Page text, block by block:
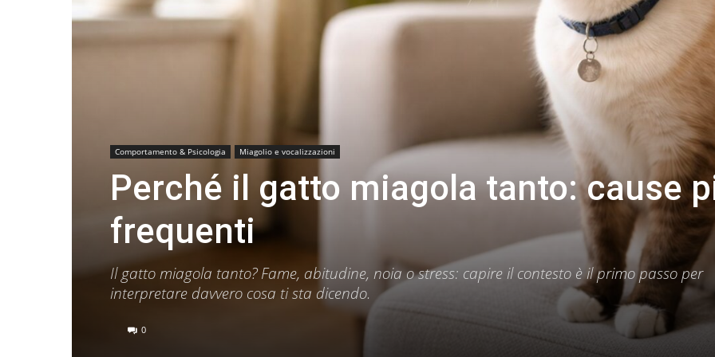
Comportamento & Psicologia Miagolio e vocalizzazioni
Perché il gatto miagola tanto: cause
frequenti
Il gatto miagola tanto? Fame, abitudine, noia o stress: capire il contesto è il primo passo per
interpretare davvero cosa ti sta dicendo.
0